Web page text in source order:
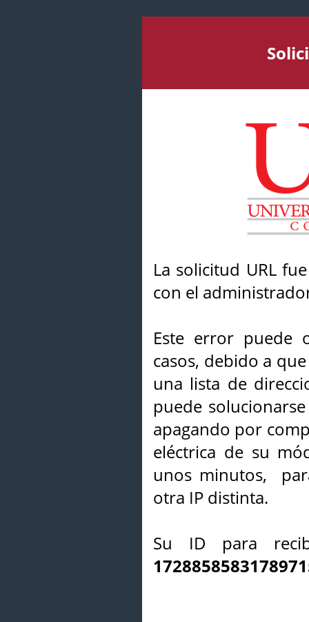
La solicitud URL
con el
Este error puede
casos, debido a
una lista de
puede
apagando por
eléctrica de su
unos minutos,
otra IP distinta.
Su ID para